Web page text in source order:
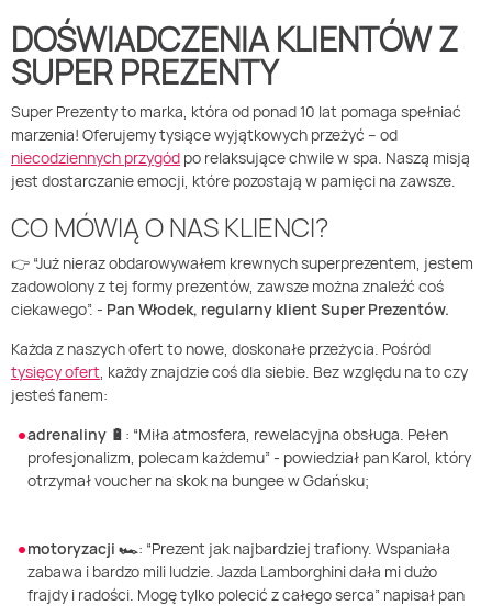
Weekend w SPA
Mazury
Masaż klasyczny
Masaż pleców
Masaż sportowy
Masaż Shiatsu
Masaż Antycellulitowy
Masaż całego ciała
Masaż czekoladą
Masaż Karku
Masaż orientalny
Pojazdy specjalne
Jazda po torze
Jazda czołgiem
Pojazdy militarne
Fitness
Sporty zimowe
Wspinaczka
Tenis
Kurs żeglarski
Kurs motorowodny
SUP
DOŚWIADCZENIA KLIENTÓW Z
SUPER PREZENTY
Super Prezenty to marka, która od ponad 10 lat pomaga spełniać
marzenia! Oferujemy tysiące wyjątkowych przeżyć – od
niecodziennych przygód po relaksujące chwile w spa. Naszą misją
jest dostarczanie emocji, które pozostają w pamięci na zawsze.
CO MÓWIĄ O NAS KLIENCI?
👉 “Już nieraz obdarowywałem krewnychsuperprezentem, jestem
zadowolony z tej formy prezentów, zawsze można znaleźć coś
ciekawego”. - Pan Włodek, regularny klient Super Prezentów.
Każda z naszych ofert to nowe, doskonałe przeżycia. Pośród
tysięcy ofert, każdy znajdzie coś dla siebie. Bez względu na to czy
jesteś fanem:
adrenaliny 🔋 : “Miła atmosfera, rewelacyjna obsługa. Pełen
profesjonalizm, polecam każdemu” - powiedział pan Karol, który
otrzymał voucher na skok na bungeew Gdańsku;
motoryzacji 🏎️: “Prezent jak najbardziej trafiony. Wspaniała
zabawa i bardzo mili ludzie.Jazda Lamborghini dała mi dużo
frajdy i radości. Mogę tylko polecićz całego serca” napisał pan